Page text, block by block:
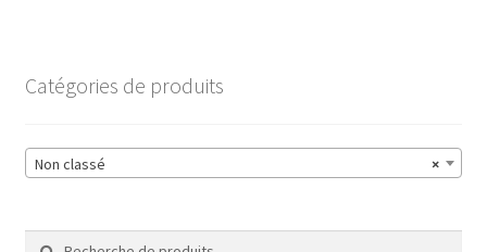
Catégories de produits
×
Non classé
Recherche
Recherche